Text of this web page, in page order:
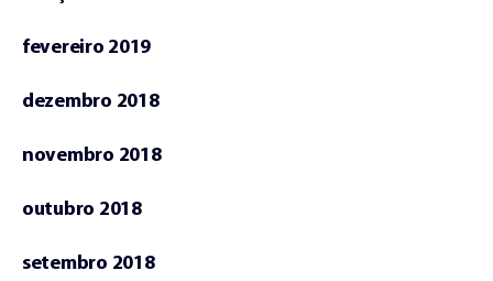
fevereiro 2019
dezembro 2018
novembro 2018
outubro 2018
setembro 2018